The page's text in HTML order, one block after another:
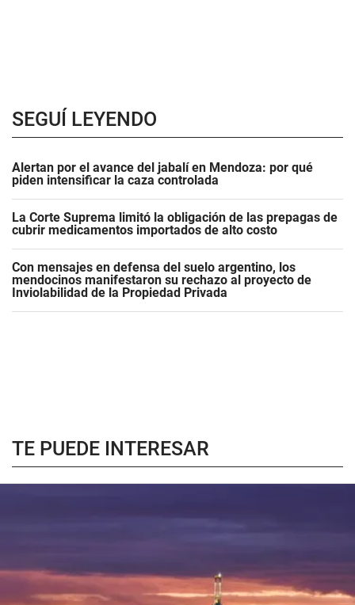
SEGUÍ LEYENDO
Alertan por el avance del jabalí en Mendoza: por qué
piden intensificar la caza controlada
La Corte Suprema limitó la obligación de las prepagas de
cubrir medicamentos importados de alto costo
Con mensajes en defensa del suelo argentino, los
mendocinos manifestaron su rechazo al proyecto de
Inviolabilidad de la Propiedad Privada
TE PUEDE INTERESAR